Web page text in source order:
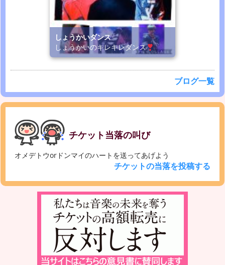
しょうかいダンス
しょうかいのキレキレダンス
ブログ一覧
チケット当落の叫び
オメデトウorドンマイのハートを送ってあげよう
チケットの当落を投稿する